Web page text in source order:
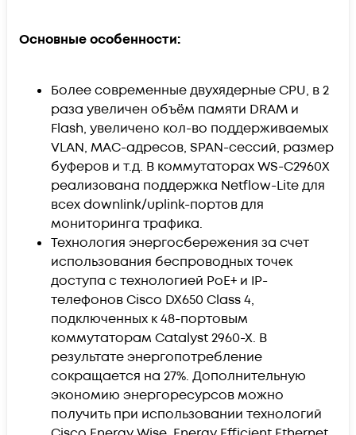
Основные особенности:
Более современные двухядерные CPU, в 2
раза увеличен объём памяти DRAM и
Flash, увеличено кол-во поддерживаемых
VLAN, MAC-адресов, SPAN-сессий, размер
буферов и т.д. В коммутаторах WS-C2960X
реализована поддержка Netflow-Lite для
всех downlink/uplink-портов для
мониторинга трафика.
Технология энергосбережения за счет
использования беспроводных точек
доступа с технологией PoE+ и IP-
телефонов Cisco DX650 Class 4,
подключенных к 48-портовым
коммутаторам Catalyst 2960-X. В
результате энергопотребление
сокращается на 27%. Дополнительную
экономию энергоресурсов можно
получить при использовании технологий